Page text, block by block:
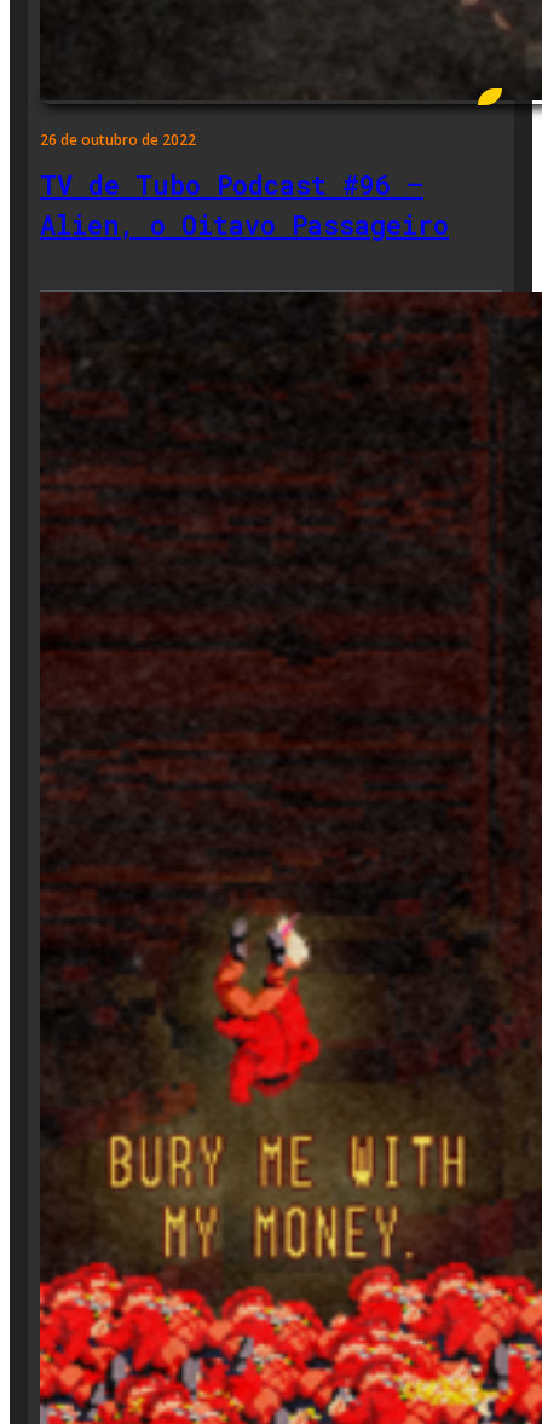
26 de outubro de 2022
TV de Tubo Podcast #96 –
Alien, o Oitavo Passageiro